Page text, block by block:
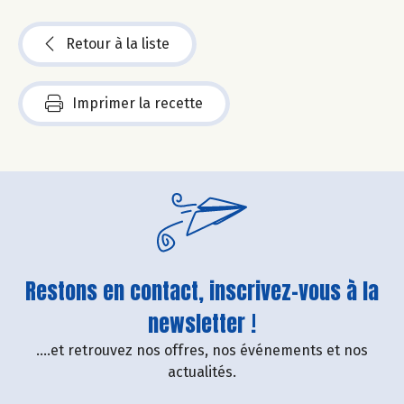
Retour à la liste
Imprimer la recette
Restons en contact, inscrivez-vous à la
newsletter !
....et retrouvez nos offres, nos événements et nos
actualités.